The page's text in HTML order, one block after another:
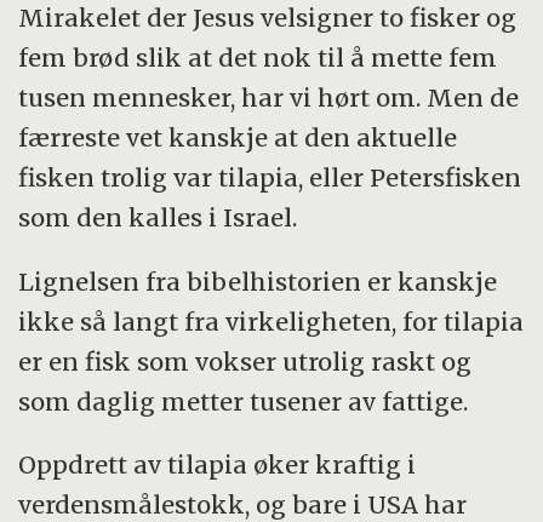
Mirakelet der Jesus velsigner to fisker og
fem brød slik at det nok til å mette fem
tusen mennesker, har vi hørt om. Men de
færreste vet kanskje at den aktuelle
fisken trolig var tilapia, eller Petersfisken
som den kalles i Israel.
Lignelsen fra bibelhistorien er kanskje
ikke så langt fra virkeligheten, for tilapia
er en fisk som vokser utrolig raskt og
som daglig metter tusener av fattige.
Oppdrett av tilapia øker kraftig i
verdensmålestokk, og bare i USA har